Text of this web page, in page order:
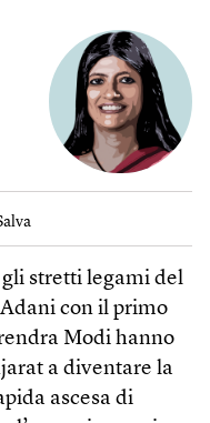
stretti legami del
con il primo
Modi hanno
a diventare la
ascesa di